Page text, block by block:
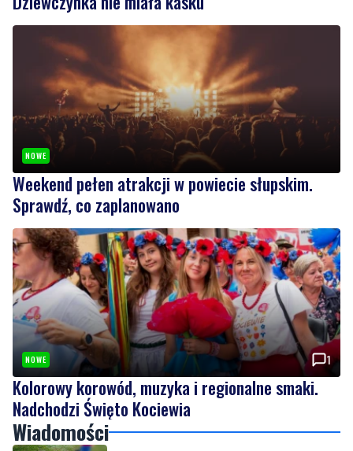
Weekend pełen atrakcji w powiecie słupskim.
Sprawdź, co zaplanowano
NOWE 1
Kolorowy korowód, muzyka i regionalne smaki.
Nadchodzi Święto Kociewia
Wiadomości
czwartek, 6 sierpnia 2026
Nietrzeźwy opiekun jechał rowerem z
dzieckiem. Dziewczynka nie miała kasku